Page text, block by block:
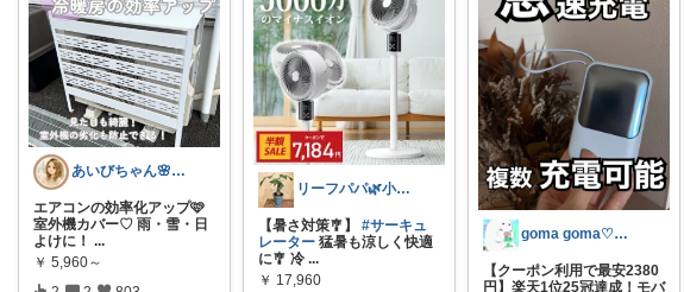
あいびちゃん🌸２児mama
エアコンの効率化アップ🩷
室外機カバー♡ 雨・雪・日
よけに！ ...
￥ 5,960～
リーフパパ🌿小学2年生女の子のパパ
【暑さ対策🎐】#サーキュ
レーター 猛暑も涼しく快適
に🎐 冷 ...
￥ 17,960
goma goma♡経由購入ありがとう✨
【クーポン利用で最安2380
円】楽天1位25冠達成！モバ